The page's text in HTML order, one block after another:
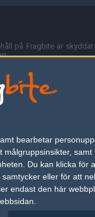
bearbetar
Du kan klicka
eller för att
endast den här
på Fragbite är
representerar varje
Fredric Bohlin. För
att spara
statistik. För att slippa
finns här på grund
på Fragbite,